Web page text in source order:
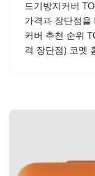
드기방지커버
가격과 장단점을
커버 추천 순위
격 장단점) 코멧